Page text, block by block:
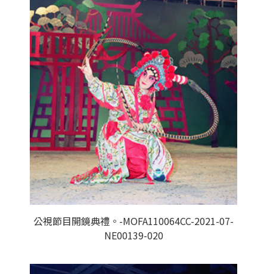
公視節目開鏡典禮。-MOFA110064CC-2021-07-
NE00139-020